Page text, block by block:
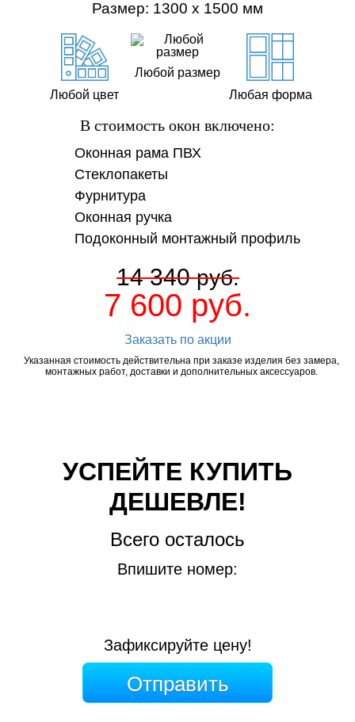
Размер: 1300 х 1500 мм
Любой цвет
Любой размер
Любая форма
В стоимость окон включено:
Оконная рама ПВХ
Стеклопакеты
Фурнитура
Оконная ручка
Подоконный монтажный профиль
14 340руб.
7 600 руб.
Заказать по акции
Указанная стоимость действительна при заказе изделия без замера,
монтажных работ, доставки и дополнительных аксессуаров.
УСПЕЙТЕ КУПИТЬ
ДЕШЕВЛЕ!
Всего осталось
Впишите номер:
Зафиксируйте цену!